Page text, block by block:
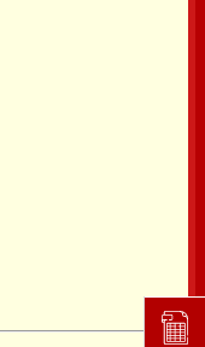
Đặt